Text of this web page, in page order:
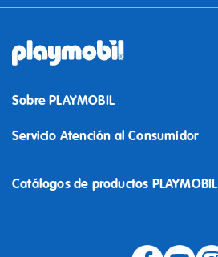
Sobre PLAYMOBIL
Servicio Atención al Consumidor
Catálogos de productos PLAYMOBIL